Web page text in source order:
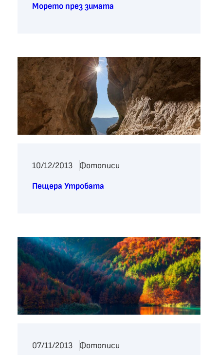
Морето през зимата
10/12/2013
Фотописи
Пещера Утробата
07/11/2013
Фотописи